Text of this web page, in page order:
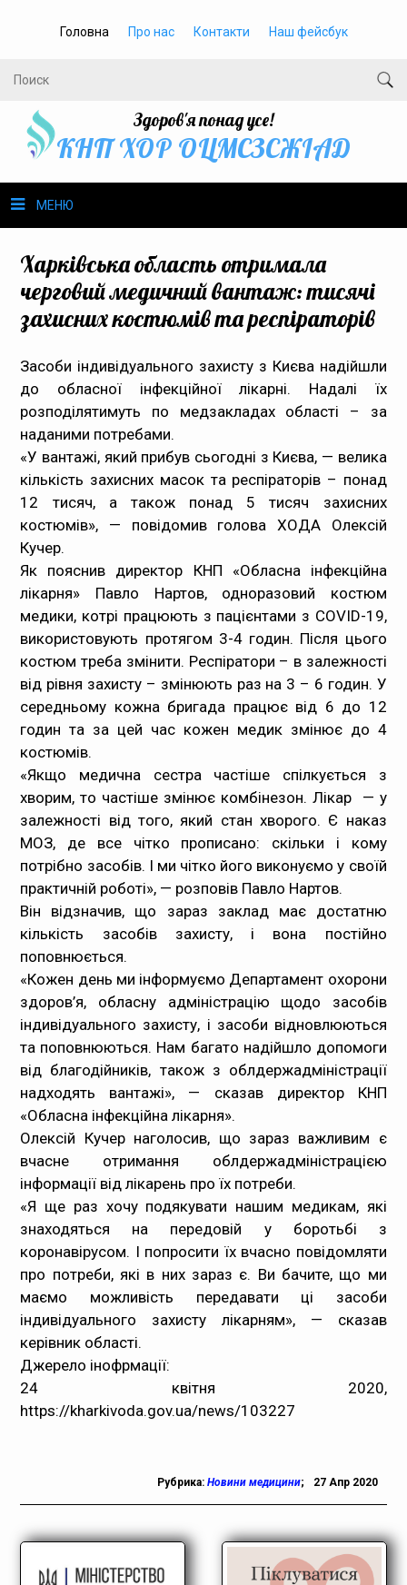
Головна Про нас Контакти Наш фейсбук
Здоров'я понад усе!
КНП ХОР ОЦМСЗСЖIАД
МЕНЮ
Громадське здоров’я
Громадянам
Медпрацівникам
Статистика
Документи
Контакти
Карта сайта
Харківська область отримала
черговий медичний вантаж: тисячі
захисних костюмів та респіраторів
Засоби індивідуального захисту з Києва надійшли
до обласної інфекційної лікарні. Надалі їх
розподілятимуть по медзакладах області – за
наданими потребами.
«У вантажі, який прибув сьогодні з Києва, — велика
кількість захисних масок та респіраторів – понад
12 тисяч, а також понад 5 тисяч захисних
костюмів», — повідомив голова ХОДА Олексій
Кучер.
Як пояснив директор КНП «Обласна інфекційна
лікарня» Павло Нартов, одноразовий костюм
медики, котрі працюють з пацієнтами з СOVID-19,
використовують протягом 3-4 годин. Після цього
костюм треба змінити. Респіратори – в залежності
від рівня захисту – змінюють раз на 3 – 6 годин. У
середньому кожна бригада працює від 6 до 12
годин та за цей час кожен медик змінює до 4
костюмів.
«Якщо медична сестра частіше спілкується з
хворим, то частіше змінює комбінезон. Лікар — у
залежності від того, який стан хворого. Є наказ
МОЗ, де все чітко прописано: скільки і кому
потрібно засобів. І ми чітко його виконуємо у своїй
практичній роботі», — розповів Павло Нартов.
Він відзначив, що зараз заклад має достатню
кількість засобів захисту, і вона постійно
поповнюється.
«Кожен день ми інформуємо Департамент охорони
здоров’я, обласну адміністрацію щодо засобів
індивідуального захисту, і засоби відновлюються
та поповнюються. Нам багато надійшло допомоги
від благодійників, також з облдержадміністрації
надходять вантажі», — сказав директор КНП
«Обласна інфекційна лікарня».
Олексій Кучер наголосив, що зараз важливим є
вчасне отримання облдержадміністрацією
інформації від лікарень про їх потреби.
«Я ще раз хочу подякувати нашим медикам, які
знаходяться на передовій у боротьбі з
коронавірусом. І попросити їх вчасно повідомляти
про потреби, які в них зараз є. Ви бачите, що ми
маємо можливість передавати ці засоби
індивідуального захисту лікарням», — сказав
керівник області.
Джерело інофрмації:
24 квітня 2020,
https://kharkivoda.gov.ua/news/103227
Рубрика: Новини медицини; 27 Апр 2020